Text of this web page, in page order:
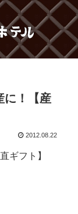
に！【産
2012.08.22
ギフト】